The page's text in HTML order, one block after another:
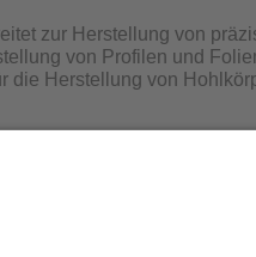
zur Herstellung von
von Profilen und
die Herstellung von